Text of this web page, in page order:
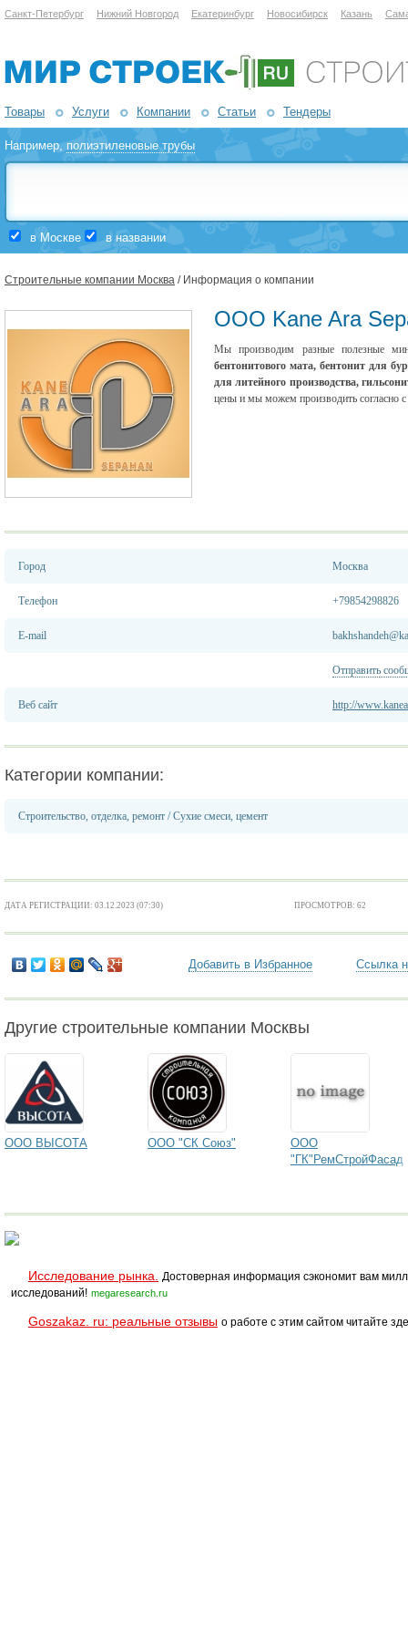
Санкт-Петербург Нижний Новгород Екатеринбург Новосибирск Казань
Товары Услуги Компании Статьи Тендеры
Например,полиэтиленовые трубы
в Москве в названии
Строительные компании Москва / Информация о компании
ООО Kane Ara
Мы производим разные полезные
бентонитового мата, бентонит для
для литейного производства,
цены и мы можем производить согласно
Город Москва
Телефон +79854298826
E-mail
Отправить
Веб сайт http://
Категории компании:
Строительство, отделка, ремонт /Сухие смеси, цемент
ДАТА РЕГИСТРАЦИИ: 03.12.2023 (07:30) ПРОСМОТРОВ: 62
Добавить в Избранное Ссылка
Другие строительные компании Москвы
ООО ВЫСОТА ООО "СК Союз"
ООО
"ГК"РемСтройФасад
Исследование рынка.
Достоверная информация сэкономит вам
исследований! megaresearch.ru
Goszakaz. ru: реальные отзывы о работе с этим сайтом читайте